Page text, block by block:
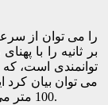
توانمندی است، که
100 متر می‌تواند از سرعت انتقال 1 گیگابیت پشتیبانی کند.